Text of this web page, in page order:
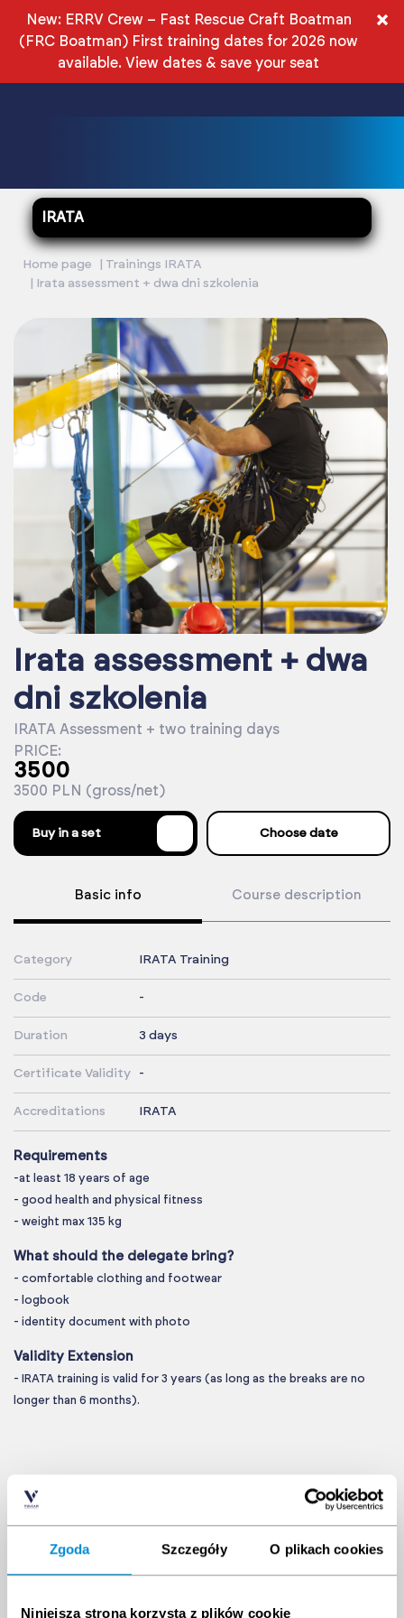
Zgoda Szczegóły O plikach cookies
Niniejsza strona korzysta z plików cookie
New: ERRV Crew – Fast Rescue Craft Boatman
(FRC Boatman) First training dates for 2026 now
available. View dates & save your seat
×
EN
PLN
IRATA
Home page
Trainings IRATA
Irata assessment + dwa dni szkolenia
Irata assessment + dwa
dni szkolenia
IRATA Assessment + two training days
PRICE:
3500
3500 PLN (gross/net)
Buy in a set Choose date
Basic info Course description
Category IRATA Training
Code -
Duration 3 days
Certificate Validity -
Accreditations IRATA
Requirements
-at least 18 years of age
- good health and physical fitness
- weight max 135 kg
What should the delegate bring?
- comfortable clothing and footwear
- logbook
- identity document with photo
Validity Extension
- IRATA training is valid for 3 years (as long as the breaks are no
longer than 6 months).